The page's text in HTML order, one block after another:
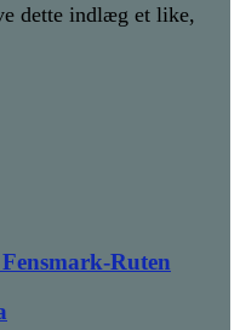
dette indlæg et like,
Ruten